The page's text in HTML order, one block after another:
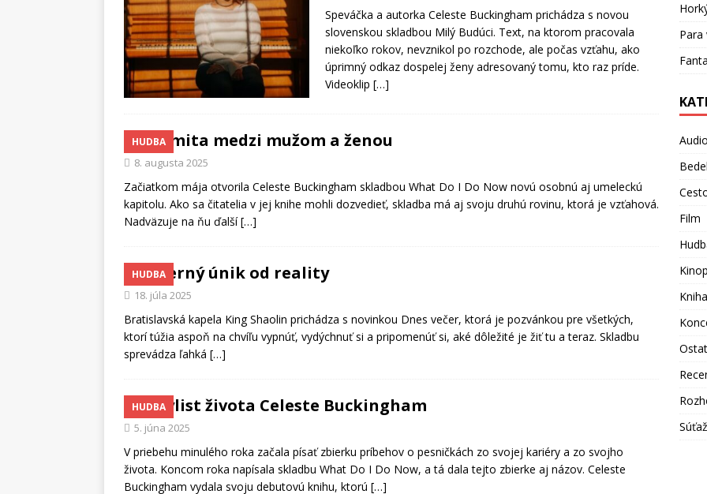
Speváčka a autorka Celeste Buckingham prichádza s novou
slovenskou skladbou Milý Budúci. Text, na ktorom pracovala
niekoľko rokov, nevznikol po rozchode, ale počas vzťahu, ako
úprimný odkaz dospelej ženy adresovaný tomu, kto raz príde.
Videoklip […]
HUDBA
Intimita medzi mužom a ženou
8. augusta 2025
Začiatkom mája otvorila Celeste Buckingham skladbou What Do I Do Now novú osobnú aj umeleckú
kapitolu. Ako sa čitatelia v jej knihe mohli dozvedieť, skladba má aj svoju druhú rovinu, ktorá je vzťahová.
Nadväzuje na ňu ďalší[…]
HUDBA
Večerný únik od reality
18. júla 2025
Bratislavská kapela King Shaolin prichádza s novinkou Dnes večer, ktorá je pozvánkou pre všetkých,
ktorí túžia aspoň na chvíľu vypnúť, vydýchnuť si a pripomenúť si, aké dôležité je žiť tu a teraz. Skladbu
sprevádza ľahká […]
HUDBA
Playlist života Celeste Buckingham
5. júna 2025
V priebehu minulého roka začala písať zbierku príbehov o pesničkách zo svojej kariéry a zo svojho
života. Koncom roka napísala skladbu What Do I Do Now, a tá dala tejto zbierke aj názov. Celeste
Buckingham vydala svoju debutovú knihu, ktorú […]
Para
Film
Kniha
Súťaž